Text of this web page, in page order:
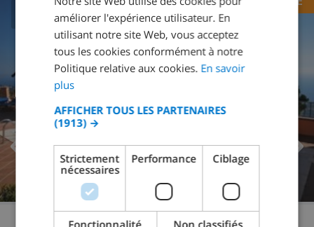
/ 10 |209 AVIS
DUTCH
SPANISH
GERMAN
DANISH
améliorer l'expérience utilisateur. En
utilisant notre site Web, vous acceptez
tous les cookies conformément à notre
Politique relative aux cookies. En savoir
plus
AFFICHER TOUS LES PARTENAIRES
(1913) →
Strictement
nécessaires
Performance Ciblage
Fonctionnalité Non classifiés